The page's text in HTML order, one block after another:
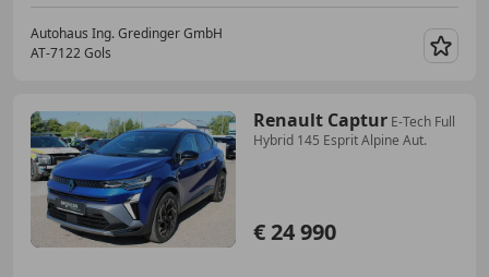
Autohaus Ing. Gredinger GmbH
AT-7122 Gols
Renault Captur E-Tech Full
Hybrid 145 Esprit Alpine Aut.
€ 24 990